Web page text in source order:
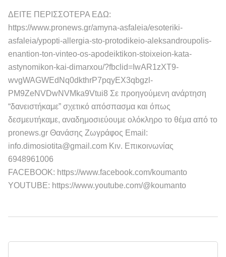
ΔΕΙΤΕ ΠΕΡΙΣΣΟΤΕΡΑ ΕΔΩ:
https://www.pronews.gr/amyna-asfaleia/esoteriki-
asfaleia/ypopti-allergia-sto-protodikeio-aleksandroupolis-
enantion-ton-vinteo-os-apodeiktikon-stoixeion-kata-
astynomikon-kai-dimarxou/?fbclid=IwAR1zXT9-
wvgWAGWEdNq0dkthrP7pqyEX3qbgzl-
PM9ZeNVDwNVMka9Vtui8 Σε προηγούμενη ανάρτηση
“δανειστήκαμε” σχετικό απόσπασμα και όπως
δεσμευτήκαμε, αναδημοσιεύουμε ολόκληρο το θέμα από το
pronews.gr Θανάσης Ζωγράφος Email:
info.dimosiotita@gmail.com Κιν. Επικοινωνίας
6948961006
FACEBOOK: https://www.facebook.com/koumanto
YOUTUBE: https://www.youtube.com/@koumanto